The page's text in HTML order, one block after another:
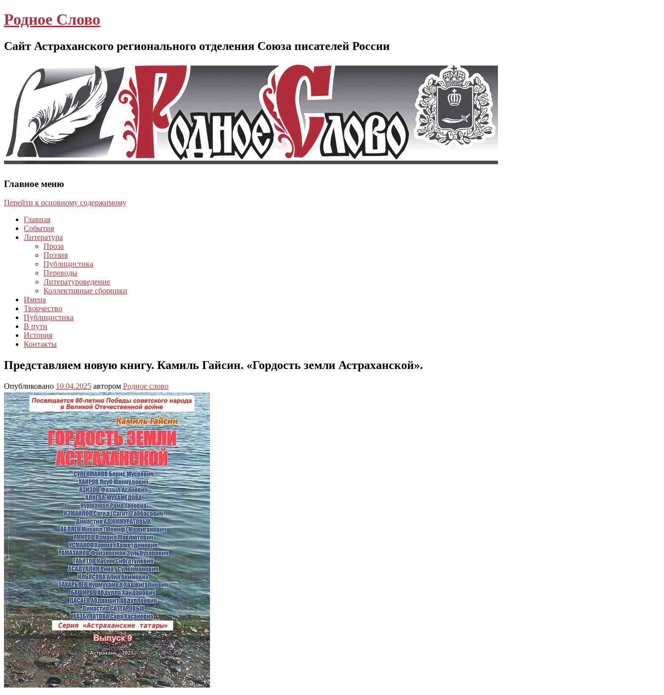
Родное Слово
Сайт Астраханского регионального отделения Союза писателей России
Главное меню
Перейти к основному содержимому
Главная
События
Литература
Проза
Поэзия
Публицистика
Переводы
Литературоведение
Коллективные сборники
Имена
Творчество
Публицистика
В пути
История
Контакты
Представляем новую книгу. Камиль Гайсин. «Гордость земли Астраханской».
Опубликовано 10.04.2025 автором Родное слово